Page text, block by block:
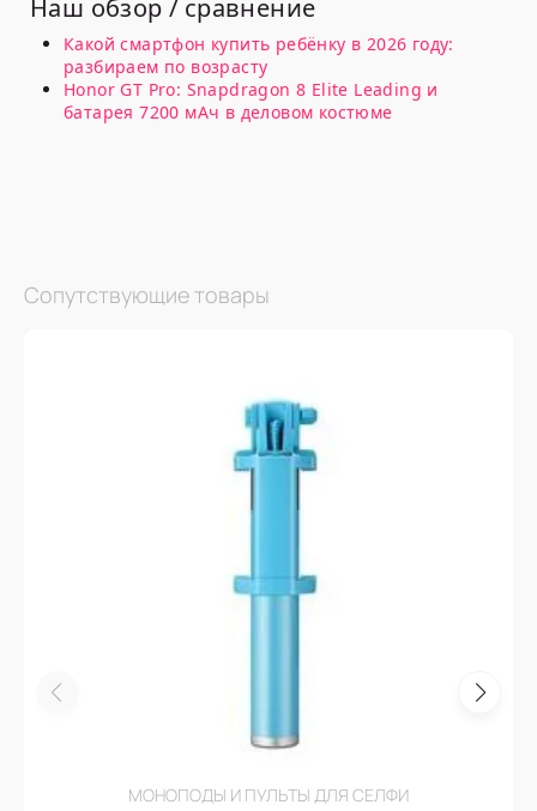
Наш обзор / сравнение
Какой смартфон купить ребёнку в 2026 году:
разбираем по возрасту
Honor GT Pro: Snapdragon 8 Elite Leading и
батарея 7200 мАч в деловом костюме
Сопутствующие товары
МОНОПОДЫ И ПУЛЬТЫ ДЛЯ СЕЛФИ